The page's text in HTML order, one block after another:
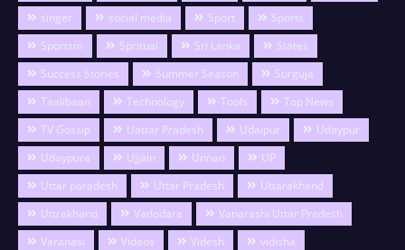
singer
social media Sport
Sports
Sportsm
Spritual Sri Lanka
States
Success Stories
Summer Season
Surguja
Taalibaan
Technology Tools
Top News
TV Gossip
Uattar Pradesh Udaipur
Udaypur
Udaypura
Ujjain Unnao
UP
Uttar paradesh
Uttar Pradesh
Uttarakhand
Uttrakhand
Vadodara
Vanarashi Uttar Pradesh
Varanasi
Videos Videsh
vidisha